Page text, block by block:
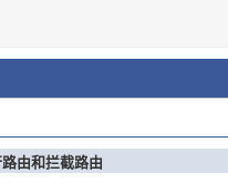
由和拦截路由